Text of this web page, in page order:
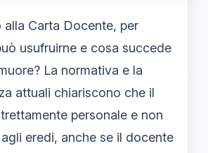
alla Carta Docente, per
usufruirne e cosa succede
La normativa e la
attuali chiariscono che il
personale e non
eredi, anche se il docente